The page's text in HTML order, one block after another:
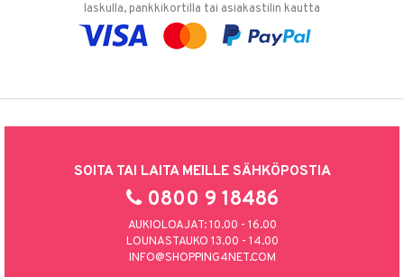
laskulla, pankkikortilla tai asiakastilin kautta
SOITA TAI LAITA MEILLE SÄHKÖPOSTIA
0800 9 18486
AUKIOLOAJAT: 10.00 - 16.00
LOUNASTAUKO 13.00 - 14.00
INFO@SHOPPING4NET.COM